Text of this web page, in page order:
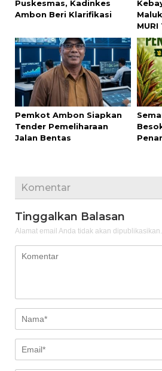
Puskesmas, Kadinkes
Ambon Beri Klarifikasi
Pemkot Ambon Siapkan
Tender Pemeliharaan
Jalan Bentas
Komentar
Tinggalkan Balasan
Alamat email Anda tidak akan dipublikasikan.